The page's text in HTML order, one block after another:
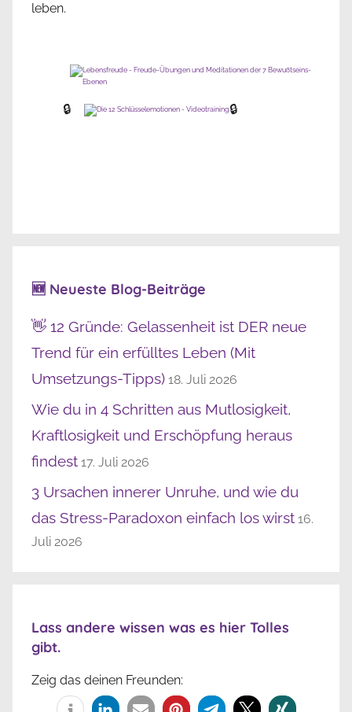
leben.
🔒 🔒
🆕 Neueste Blog-Beiträge
👋 12 Gründe: Gelassenheit ist DER neue
Trend für ein erfülltes Leben (Mit
Umsetzungs-Tipps) 18. Juli 2026
Wie du in 4 Schritten aus Mutlosigkeit,
Kraftlosigkeit und Erschöpfung heraus
findest 17. Juli 2026
3 Ursachen innerer Unruhe, und wie du
das Stress-Paradoxon einfach los wirst 16.
Juli 2026
Lass andere wissen was es hier Tolles
gibt.
Zeig das deinen Freunden: